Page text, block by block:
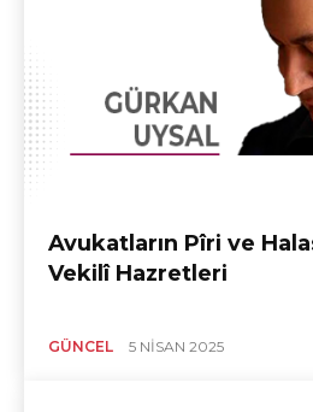
Avukatların Pîri ve
Vekilî Hazretleri
GÜNCEL 5 NISAN 2025